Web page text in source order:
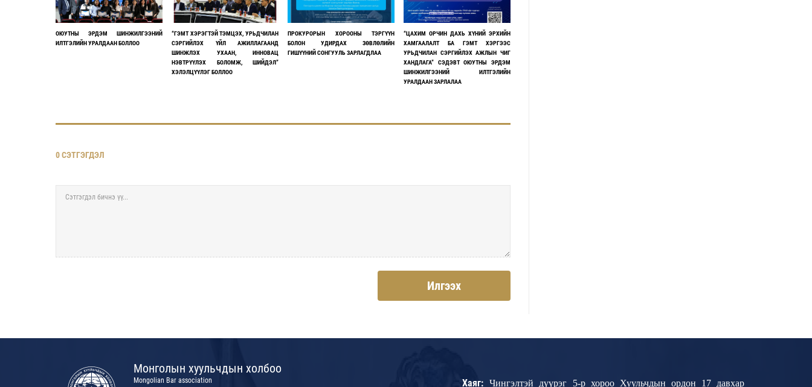
ОЮУТНЫ ЭРДЭМ ШИНЖИЛГЭЭНИЙ
ИЛТГЭЛИЙН УРАЛДААН БОЛЛОО
“ГЭМТ ХЭРЭГТЭЙ ТЭМЦЭХ, УРЬДЧИЛАН
СЭРГИЙЛЭХ ҮЙЛ АЖИЛЛАГААНД
ШИНЖЛЭХ УХААН, ИННОВАЦ
НЭВТРҮҮЛЭХ БОЛОМЖ, ШИЙДЭЛ”
ХЭЛЭЛЦҮҮЛЭГ БОЛЛОО
ПРОКУРОРЫН ХОРООНЫ ТЭРГҮҮН
БОЛОН УДИРДАХ ЗӨВЛӨЛИЙН
ГИШҮҮНИЙ СОНГУУЛЬ ЗАРЛАГДЛАА
“ЦАХИМ ОРЧИН ДАХЬ ХҮНИЙ ЭРХИЙН
ХАМГААЛАЛТ БА ГЭМТ ХЭРГЭЭС
УРЬДЧИЛАН СЭРГИЙЛЭХ АЖЛЫН ЧИГ
ХАНДЛАГА” СЭДЭВТ ОЮУТНЫ ЭРДЭМ
ШИНЖИЛГЭЭНИЙ ИЛТГЭЛИЙН
УРАЛДААН ЗАРЛАЛАА
0 СЭТГЭГДЭЛ
Илгээх
Монголын хуульчдын холбоо
Mongolian Bar association Хаяг: Чингэлтэй дүүрэг 5-р хороо Хуульчдын ордон 17 давхар